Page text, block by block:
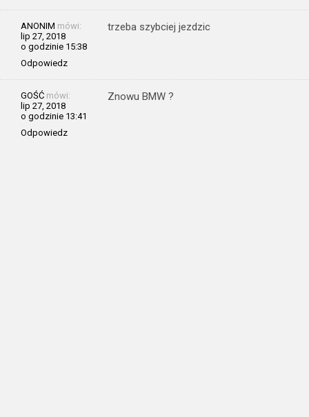
ANONIM mówi:
lip 27, 2018
o godzinie 15:38
Odpowiedz
trzeba szybciej jezdzic
GOŚĆ mówi:
lip 27, 2018
o godzinie 13:41
Odpowiedz
Znowu BMW ?